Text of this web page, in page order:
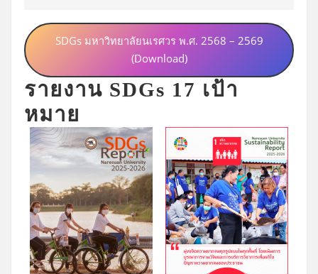
SDGs มหาวิทยาลัยนเรศวร พ.ศ. 2568 – 2569
(Download)
รายงาน SDGs 17 เป้า
หมาย